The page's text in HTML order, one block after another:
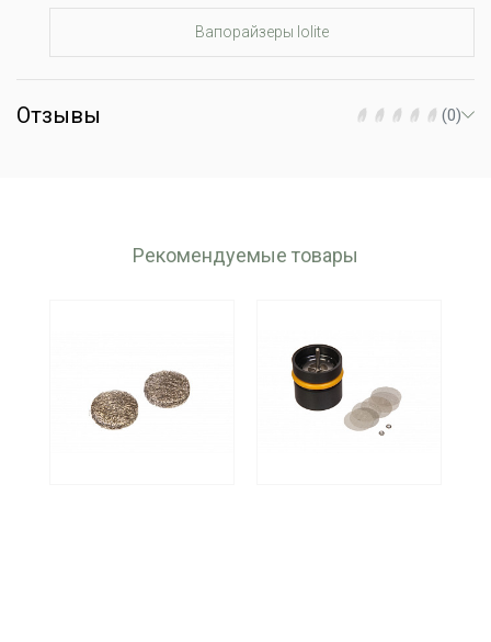
Вапорайзеры Iolite
Отзывы (0)
Рекомендуемые товары